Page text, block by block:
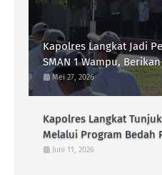
Kapolres Langkat Jadi
SMAN 1 Wampu,
Kamtibmas kepada
Mei 27, 2026
Kapolres Langkat
Melalui Program Bedah
Bhayangkara Ke-80
Juni 11, 2026